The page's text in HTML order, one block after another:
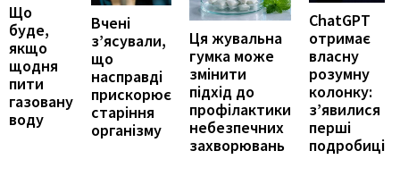
Що
буде,
якщо
щодня
пити
газовану
воду
Вчені
з’ясували,
що
насправді
прискорює
старіння
організму
Ця жувальна
гумка може
змінити
підхід до
профілактики
небезпечних
захворювань
ChatGPT
отримає
власну
розумну
колонку:
з’явилися
перші
подробиці